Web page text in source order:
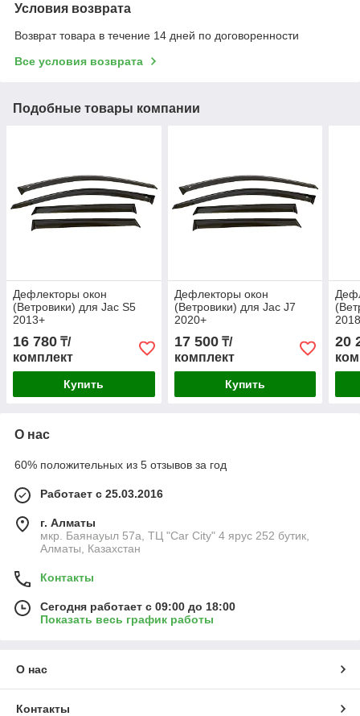
Условия возврата
Возврат товара в течение 14 дней по договоренности
Все условия возврата
Подобные товары компании
Дефлекторы окон
(Ветровики) для Jac S5
2013+
16 780 ₸/
комплект
Купить
Дефлекторы окон
(Ветровики) для Jac J7
2020+
17 500₸/
комплект
Купить
20
О нас
60% положительных из 5 отзывов за год
Работает с 25.03.2016
г. Алматы
мкр. Баянауыл 57а, ТЦ "Car Сity" 4 ярус 252 бутик,
Алматы, Казахстан
Контакты
Сегодня работает с 09:00 до 18:00
Показать весь график работы
О нас
Контакты